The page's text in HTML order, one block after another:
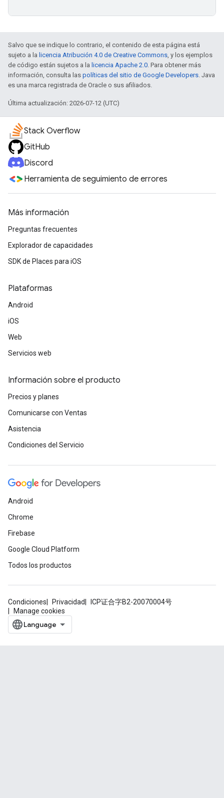
Salvo que se indique lo contrario, el contenido de esta página está
sujeto a la licencia Atribución 4.0 de Creative Commons, y los ejemplos
de código están sujetos a la licencia Apache 2.0. Para obtener más
información, consulta las políticas del sitio de Google Developers. Java
es una marca registrada de Oracle o sus afiliados.
Última actualización: 2026-07-12 (UTC)
Stack Overflow
GitHub
Discord
Herramienta de seguimiento de errores
Más información
Preguntas frecuentes
Explorador de capacidades
SDK de Places para iOS
Plataformas
Android
iOS
Web
Servicios web
Información sobre el producto
Precios y planes
Comunicarse con Ventas
Asistencia
Condiciones del Servicio
Android
Chrome
Firebase
Google Cloud Platform
Todos los productos
Condiciones Privacidad
ICP证合字B2-20070004号
Manage cookies